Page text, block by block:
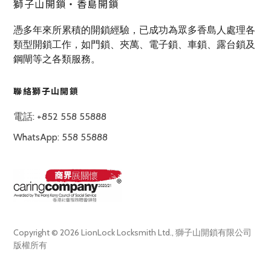
獅子山開鎖‧香島開鎖
憑多年來所累積的開鎖經驗，已成功為眾多香島人處理各
類型開鎖工作，如門鎖、夾萬、電子鎖、車鎖、露台鎖及
鋼閘等之各類服務。
聯絡獅子山開鎖
電話: +852 558 55888
WhatsApp: 558 55888
Copyright © 2026 LionLock Locksmith Ltd., 獅子山開鎖有限公司
版權所有